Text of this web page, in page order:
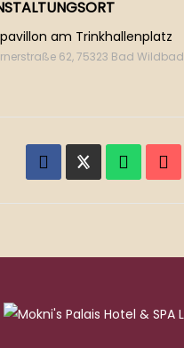
am Trinkhallenplatz
62, 75323 Bad Wildbad